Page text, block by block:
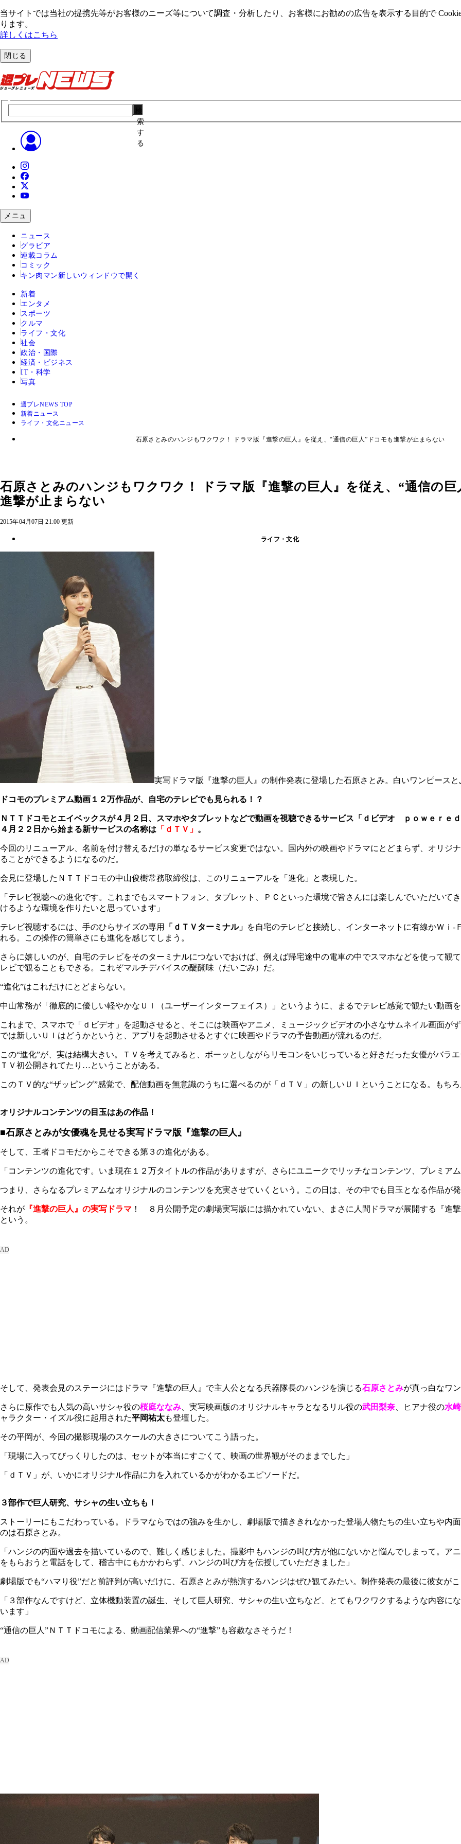
当サイトでは当社の提携先等がお客様のニーズ等について調査・分析したり、お客様にお勧めの広告を表⽰する⽬的で
ります。
詳しくはこちら
閉じる
索
す
る
メニュ
ニュース
グラビア
連載コラム
コミック
キン肉マン 新しいウィンドウで開く
新着
エンタメ
スポーツ
クルマ
ライフ・文化
社会
政治・国際
経済・ビジネス
IT・科学
写真
週プレNEWS TOP
新着ニュース
ライフ・文化ニュース
石原さとみのハンジもワクワク！ ドラマ版『進撃の巨人』を従え、“通信の巨人”ドコモも進撃が止まらない
石原さとみのハンジもワクワク！ ドラマ版『進撃の巨人』を従え、“通信の巨
進撃が止まらない
2015年04月07日 21:00 更新
ライフ・文化
実写ドラマ版『進撃の巨人』の制作発表に登場した石原さとみ。白いワンピース
ドコモのプレミアム動画１２万作品が、自宅のテレビでも見られる！？
ＮＴＴドコモとエイベックスが４月２日、スマホやタブレットなどで動画を視聴できるサービス「ｄビデオ ｐｏｗｅｒ
４月２２日から始まる新サービスの名称は 「ｄＴＶ」 。
今回のリニューアル、名前を付け替えるだけの単なるサービス変更ではない。国内外の映画やドラマにとどまらず、オリジ
ることができるようになるのだ。
会見に登場したＮＴＴドコモの中山俊樹常務取締役は、このリニューアルを「進化」と表現した。
「テレビ視聴への進化です。これまでもスマートフォン、タブレット、ＰＣといった環境で皆さんには楽しんでいただい
けるような環境を作りたいと思っています」
テレビ視聴するには、手のひらサイズの専用 「ｄＴＶターミナル」 を自宅のテレビと接続し、インターネットに有線かＷｉ
れる。この操作の簡単さにも進化を感じてしまう。
さらに嬉しいのが、自宅のテレビをそのターミナルにつないでおけば、例えば帰宅途中の電車の中でスマホなどを使って観
レビで観ることもできる。これぞマルチデバイスの醍醐味（だいごみ）だ。
“進化”はこれだけにとどまらない。
中山常務が「徹底的に優しい軽やかなＵＩ（ユーザーインターフェイス）」というように、まるでテレビ感覚で観たい動画を
これまで、スマホで「ｄビデオ」を起動させると、そこには映画やアニメ、ミュージックビデオの小さなサムネイル画面が
では新しいＵＩはどうかというと、アプリを起動させるとすぐに映画やドラマの予告動画が流れるのだ。
この“進化”が、実は結構大きい。ＴＶを考えてみると、ボーッとしながらリモコンをいじっていると好きだった女優がバラ
ＴＶ初公開されてたり…ということがある。
このＴＶ的な“ザッピング”感覚で、配信動画を無意識のうちに選べるのが「ｄＴＶ」の新しいＵＩということになる。もち
オリジナルコンテンツの目玉はあの作品！
■石原さとみが女優魂を見せる実写ドラマ版『進撃の巨人』
そして、王者ドコモだからこそできる第３の進化がある。
「コンテンツの進化です。いま現在１２万タイトルの作品がありますが、さらにユニークでリッチなコンテンツ、プレミア
つまり、さらなるプレミアムなオリジナルのコンテンツを充実させていくという。この日は、その中でも目玉となる作品が発
それが 『進撃の巨人』の実写ドラマ ！ ８月公開予定の劇場実写版には描かれていない、まさに人間ドラマが展開する『進
という。
そして、発表会見のステージにはドラマ『進撃の巨人』で主人公となる兵器隊長のハンジを演じる石原さとみが真っ白なワ
さらに原作でも人気の高いサシャ役の桜庭ななみ 、実写映画版のオリジナルキャラとなるリル役の武田梨奈 、ヒアナ役の水
ャラクター・イズル役に起用された平岡祐太も登壇した。
その平岡が、今回の撮影現場のスケールの大きさについてこう語った。
「現場に入ってびっくりしたのは、セットが本当にすごくて、映画の世界観がそのままでした」
「ｄＴＶ」が、いかにオリジナル作品に力を入れているかがわかるエピソードだ。
３部作で巨人研究、サシャの生い立ちも！
ストーリーにもこだわっている。ドラマならではの強みを生かし、劇場版で描ききれなかった登場人物たちの生い立ちや内
のは石原さとみ。
「ハンジの内面や過去を描いているので、難しく感じました。撮影中もハンジの叫び方が他にないかと悩んでしまって。ア
をもらおうと電話をして、稽古中にもかかわらず、ハンジの叫び方を伝授していただきました」
劇場版でも“ハマり役”だと前評判が高いだけに、石原さとみが熱演するハンジはぜひ観てみたい。制作発表の最後に彼女がこ
「３部作なんですけど、立体機動装置の誕生、そして巨人研究、サシャの生い立ちなど、とてもワクワクするような内容
います」
“通信の巨人”ＮＴＴドコモによる、動画配信業界への“進撃”も容赦なさそうだ！